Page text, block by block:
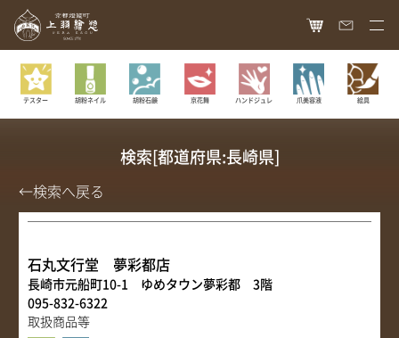
HOME
オンラインショップ
商品ラインナップ
胡粉ネイル
絵具
胡粉コスメ
京花舞
胡粉石鹸
お知らせ
最新情報
メディア掲載
ねいる図案帖
日本画作品帖
上羽絵惣について
会社概要
お問い合わせ
検索[都道府県:長崎県]
←検索へ戻る
テスター 胡粉ネイル 胡粉石鹸 京花舞 ハンドジュレ 爪美容液 絵具
石丸文行堂 夢彩都店
長崎市元船町10-1 ゆめタウン夢彩都 3階
095-832-6322
取扱商品等